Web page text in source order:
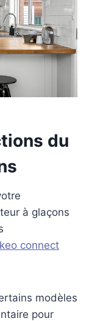
du
à glaçons
connect
modèles
pour